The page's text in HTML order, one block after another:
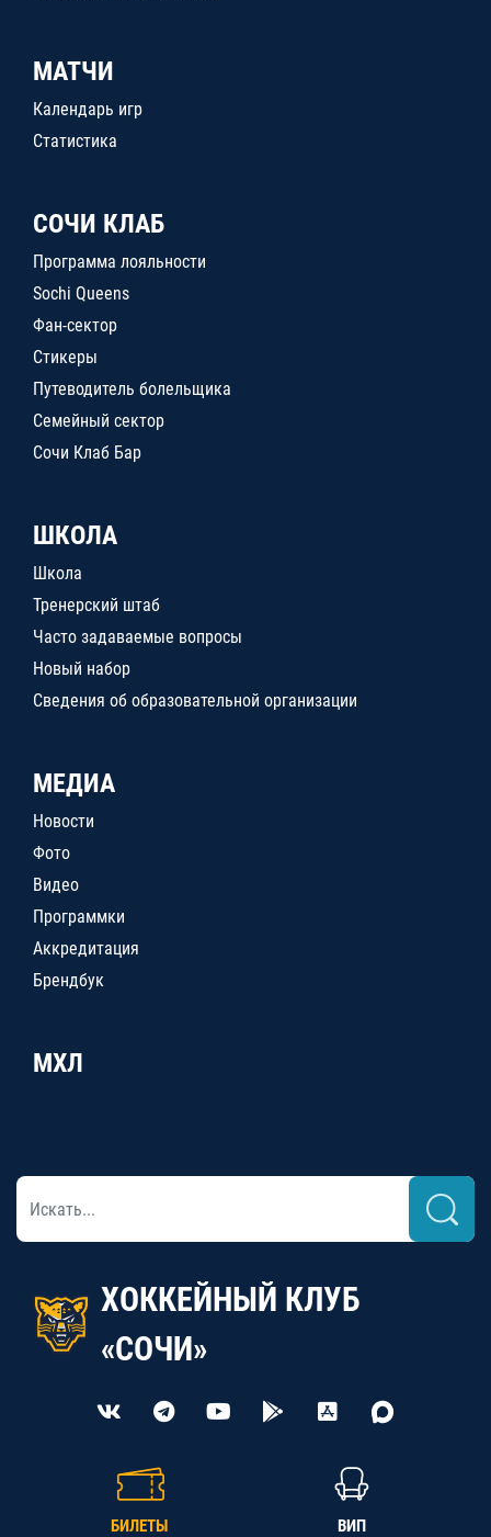
МАТЧИ
Календарь игр
Статистика
СОЧИ КЛАБ
Программа лояльности
Sochi Queens
Фан-сектор
Стикеры
Путеводитель болельщика
Семейный сектор
Сочи Клаб Бар
ШКОЛА
Школа
Тренерский штаб
Часто задаваемые вопросы
Новый набор
Сведения об образовательной организации
МЕДИА
Новости
Фото
Видео
Программки
Аккредитация
Брендбук
МХЛ
ХОККЕЙНЫЙ КЛУБ
«СОЧИ»
БИЛЕТЫ ВИП